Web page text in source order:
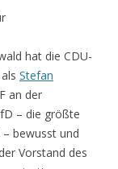
hat die CDU-
Stefan
an der
– die größte
bewusst und
Vorstand des